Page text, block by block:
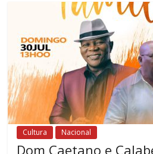
Cultura Nacional
Dom Caetano e